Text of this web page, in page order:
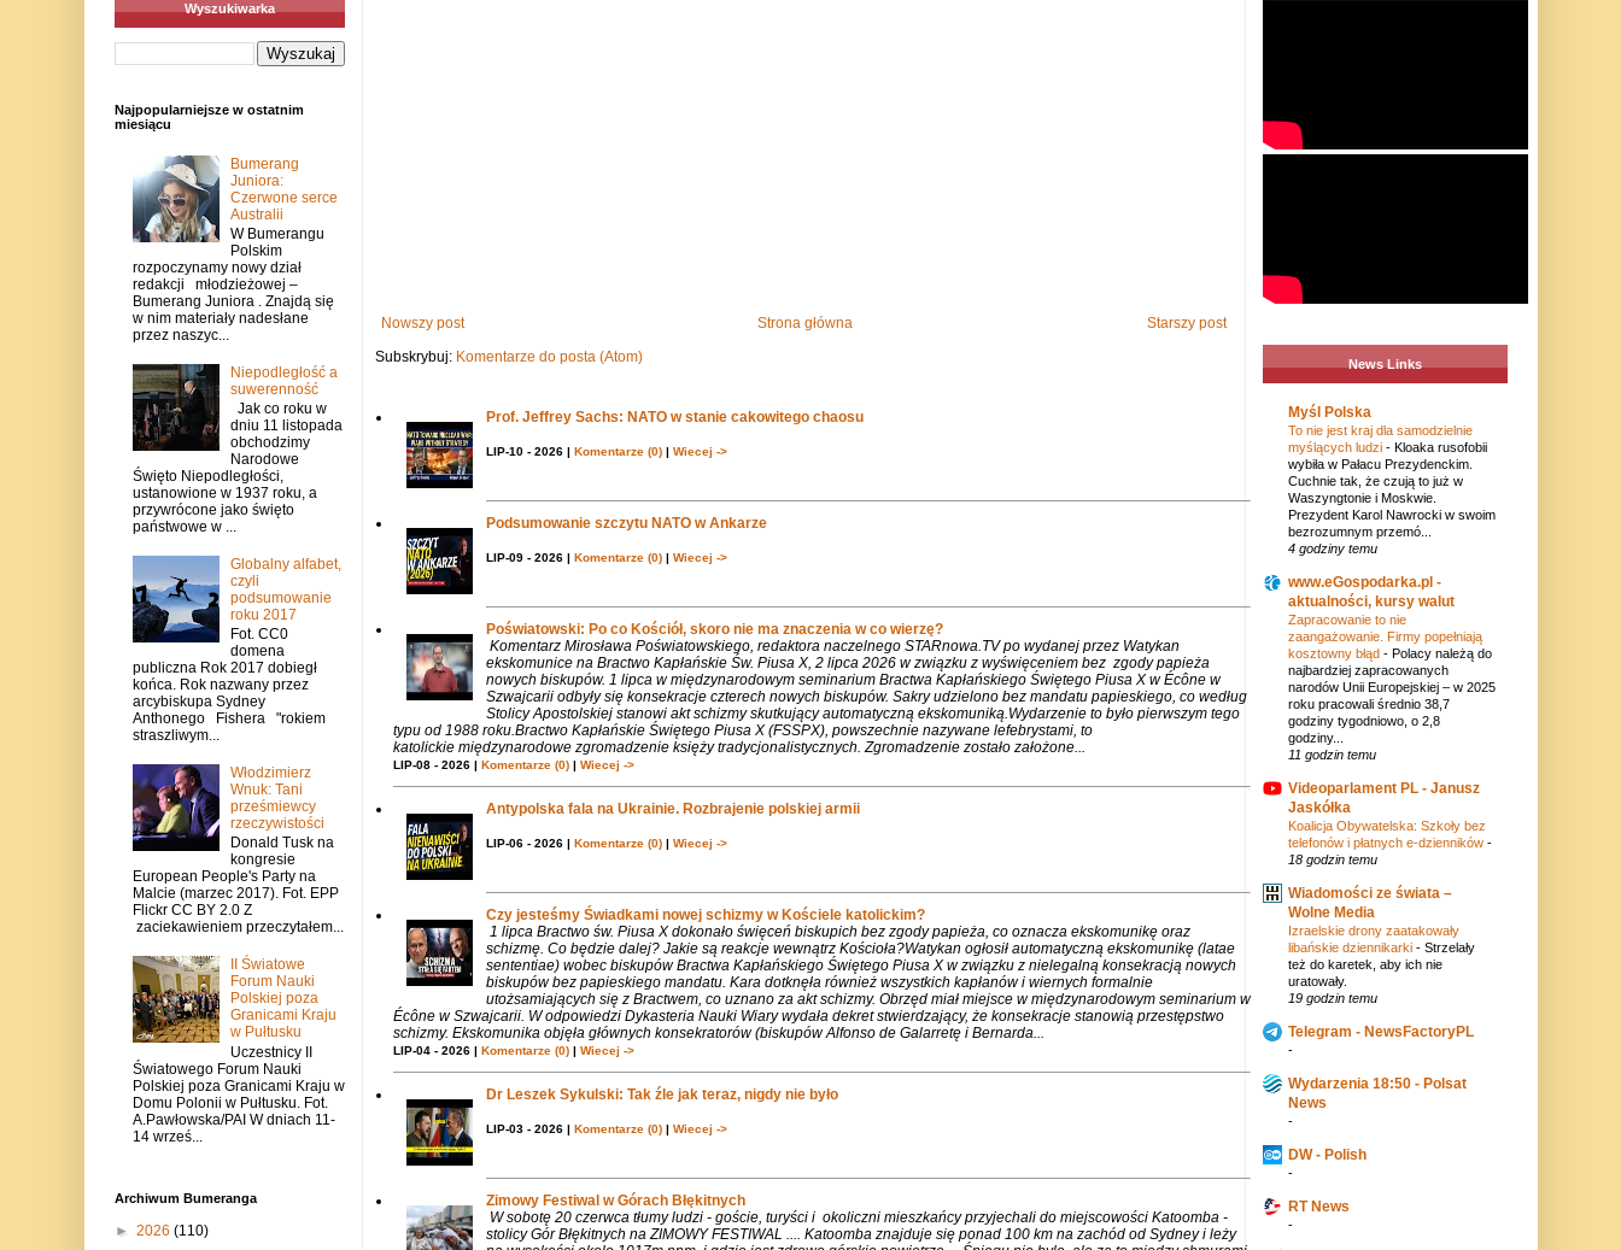
Nowszy post Starszy post
Strona główna
Subskrybuj: Komentarze do posta (Atom)
Prof. Jeffrey Sachs: NATO w stanie cakowitego chaosu
LIP-10 - 2026 | Komentarze (0)| Wiecej ->
Podsumowanie szczytu NATO w Ankarze
LIP-09 - 2026 | Komentarze (0)| Wiecej ->
Poświatowski: Po co Kościół, skoro nie ma znaczenia w co wierzę?
Komentarz Mirosława Poświatowskiego, redaktora naczelnego STARnowa.TV po wydanej przez Watykan
ekskomunice na Bractwo Kapłańskie Św. Piusa X, 2 lipca 2026 w związku z wyświęceniem bez zgody papieża
nowych biskupów. 1 lipca w międzynarodowym seminarium Bractwa Kapłańskiego Świętego Piusa X w Écône w
Szwajcarii odbyły się konsekracje czterech nowych biskupów. Sakry udzielono bez mandatu papieskiego, co według
Stolicy Apostolskiej stanowi akt schizmy skutkujący automatyczną ekskomuniką.Wydarzenie to było pierwszym tego
typu od 1988 roku.Bractwo Kapłańskie Świętego Piusa X (FSSPX), powszechnie nazywane lefebrystami, to
katolickie międzynarodowe zgromadzenie księży tradycjonalistycznych. Zgromadzenie zostało założone...
LIP-08 - 2026 | Komentarze (0)| Wiecej ->
Antypolska fala na Ukrainie. Rozbrajenie polskiej armii
LIP-06 - 2026 | Komentarze (0)| Wiecej ->
Czy jesteśmy Świadkami nowej schizmy w Kościele katolickim?
1 lipca Bractwo św. Piusa X dokonało święceń biskupich bez zgody papieża, co oznacza ekskomunikę oraz
schizmę. Co będzie dalej? Jakie są reakcje wewnątrz Kościoła?Watykan ogłosił automatyczną ekskomunikę (latae
sententiae) wobec biskupów Bractwa Kapłańskiego Świętego Piusa X w związku z nielegalną konsekracją nowych
biskupów bez papieskiego mandatu. Kara dotknęła również wszystkich kapłanów i wiernych formalnie
utożsamiających się z Bractwem, co uznano za akt schizmy. Obrzęd miał miejsce w międzynarodowym seminarium w
Écône w Szwajcarii. W odpowiedzi Dykasteria Nauki Wiary wydała dekret stwierdzający, że konsekracje stanowią przestępstwo
schizmy. Ekskomunika objęła głównych konsekratorów (biskupów Alfonso de Galarretę i Bernarda...
LIP-04 - 2026 | Komentarze (0)| Wiecej ->
Dr Leszek Sykulski: Tak źle jak teraz, nigdy nie było
LIP-03 - 2026 | Komentarze (0)| Wiecej ->
Zimowy Festiwal w Górach Błękitnych
W sobotę 20 czerwca tłumy ludzi - goście, turyści i okoliczni mieszkańcy przyjechali do miejscowości Katoomba -
stolicy Gór Błękitnych na ZIMOWY FESTIWAL .... Katoomba znajduje się ponad 100 km na zachód od Sydney i leży
Wyszukiwarka
Najpopularniejsze w ostatnim
miesiącu
Bumerang
Juniora:
Czerwone serce
Australii
W Bumerangu
Polskim
rozpoczynamy nowy dział
redakcji młodzieżowej –
Bumerang Juniora . Znajdą się
w nim materiały nadesłane
przez naszyc...
Niepodległość a
suwerenność
Jak co roku w
dniu 11 listopada
obchodzimy
Narodowe
Święto Niepodległości,
ustanowione w 1937 roku, a
przywrócone jako święto
państwowe w ...
Globalny alfabet,
czyli
podsumowanie
roku 2017
Fot. CC0
domena
publiczna Rok 2017 dobiegł
końca. Rok nazwany przez
arcybiskupa Sydney
Anthonego Fishera "rokiem
straszliwym...
Włodzimierz
Wnuk: Tani
prześmiewcy
rzeczywistości
Donald Tusk na
kongresie
European People's Party na
Malcie (marzec 2017). Fot. EPP
Flickr CC BY 2.0 Z
zaciekawieniem przeczytałem...
II Światowe
Forum Nauki
Polskiej poza
Granicami Kraju
w Pułtusku
Uczestnicy II
Światowego Forum Nauki
Polskiej poza Granicami Kraju w
Domu Polonii w Pułtusku. Fot.
A.Pawłowska/PAI W dniach 11-
14 wrześ...
Archiwum Bumeranga
► 2026 (110)
News Links
Myśl Polska
To nie jest kraj dla samodzielnie
myślących ludzi - Kloaka rusofobii
wybiła w Pałacu Prezydenckim.
Cuchnie tak, że czują to już w
Waszyngtonie i Moskwie.
Prezydent Karol Nawrocki w swoim
bezrozumnym przemó...
4 godziny temu
www.eGospodarka.pl -
aktualności, kursy walut
Zapracowanie to nie
zaangażowanie. Firmy popełniają
kosztowny błąd - Polacy należą do
najbardziej zapracowanych
narodów Unii Europejskiej – w 2025
roku pracowali średnio 38,7
godziny tygodniowo, o 2,8
godziny...
11 godzin temu
Videoparlament PL - Janusz
Jaskółka
Koalicja Obywatelska: Szkoły bez
telefonów i płatnych e-dzienników -
18 godzin temu
Wiadomości ze świata –
Wolne Media
Izraelskie drony zaatakowały
libańskie dziennikarki - Strzelały
też do karetek, aby ich nie
uratowały.
19 godzin temu
Telegram - NewsFactoryPL
-
Wydarzenia 18:50 - Polsat
News
-
DW - Polish
-
RT News
-